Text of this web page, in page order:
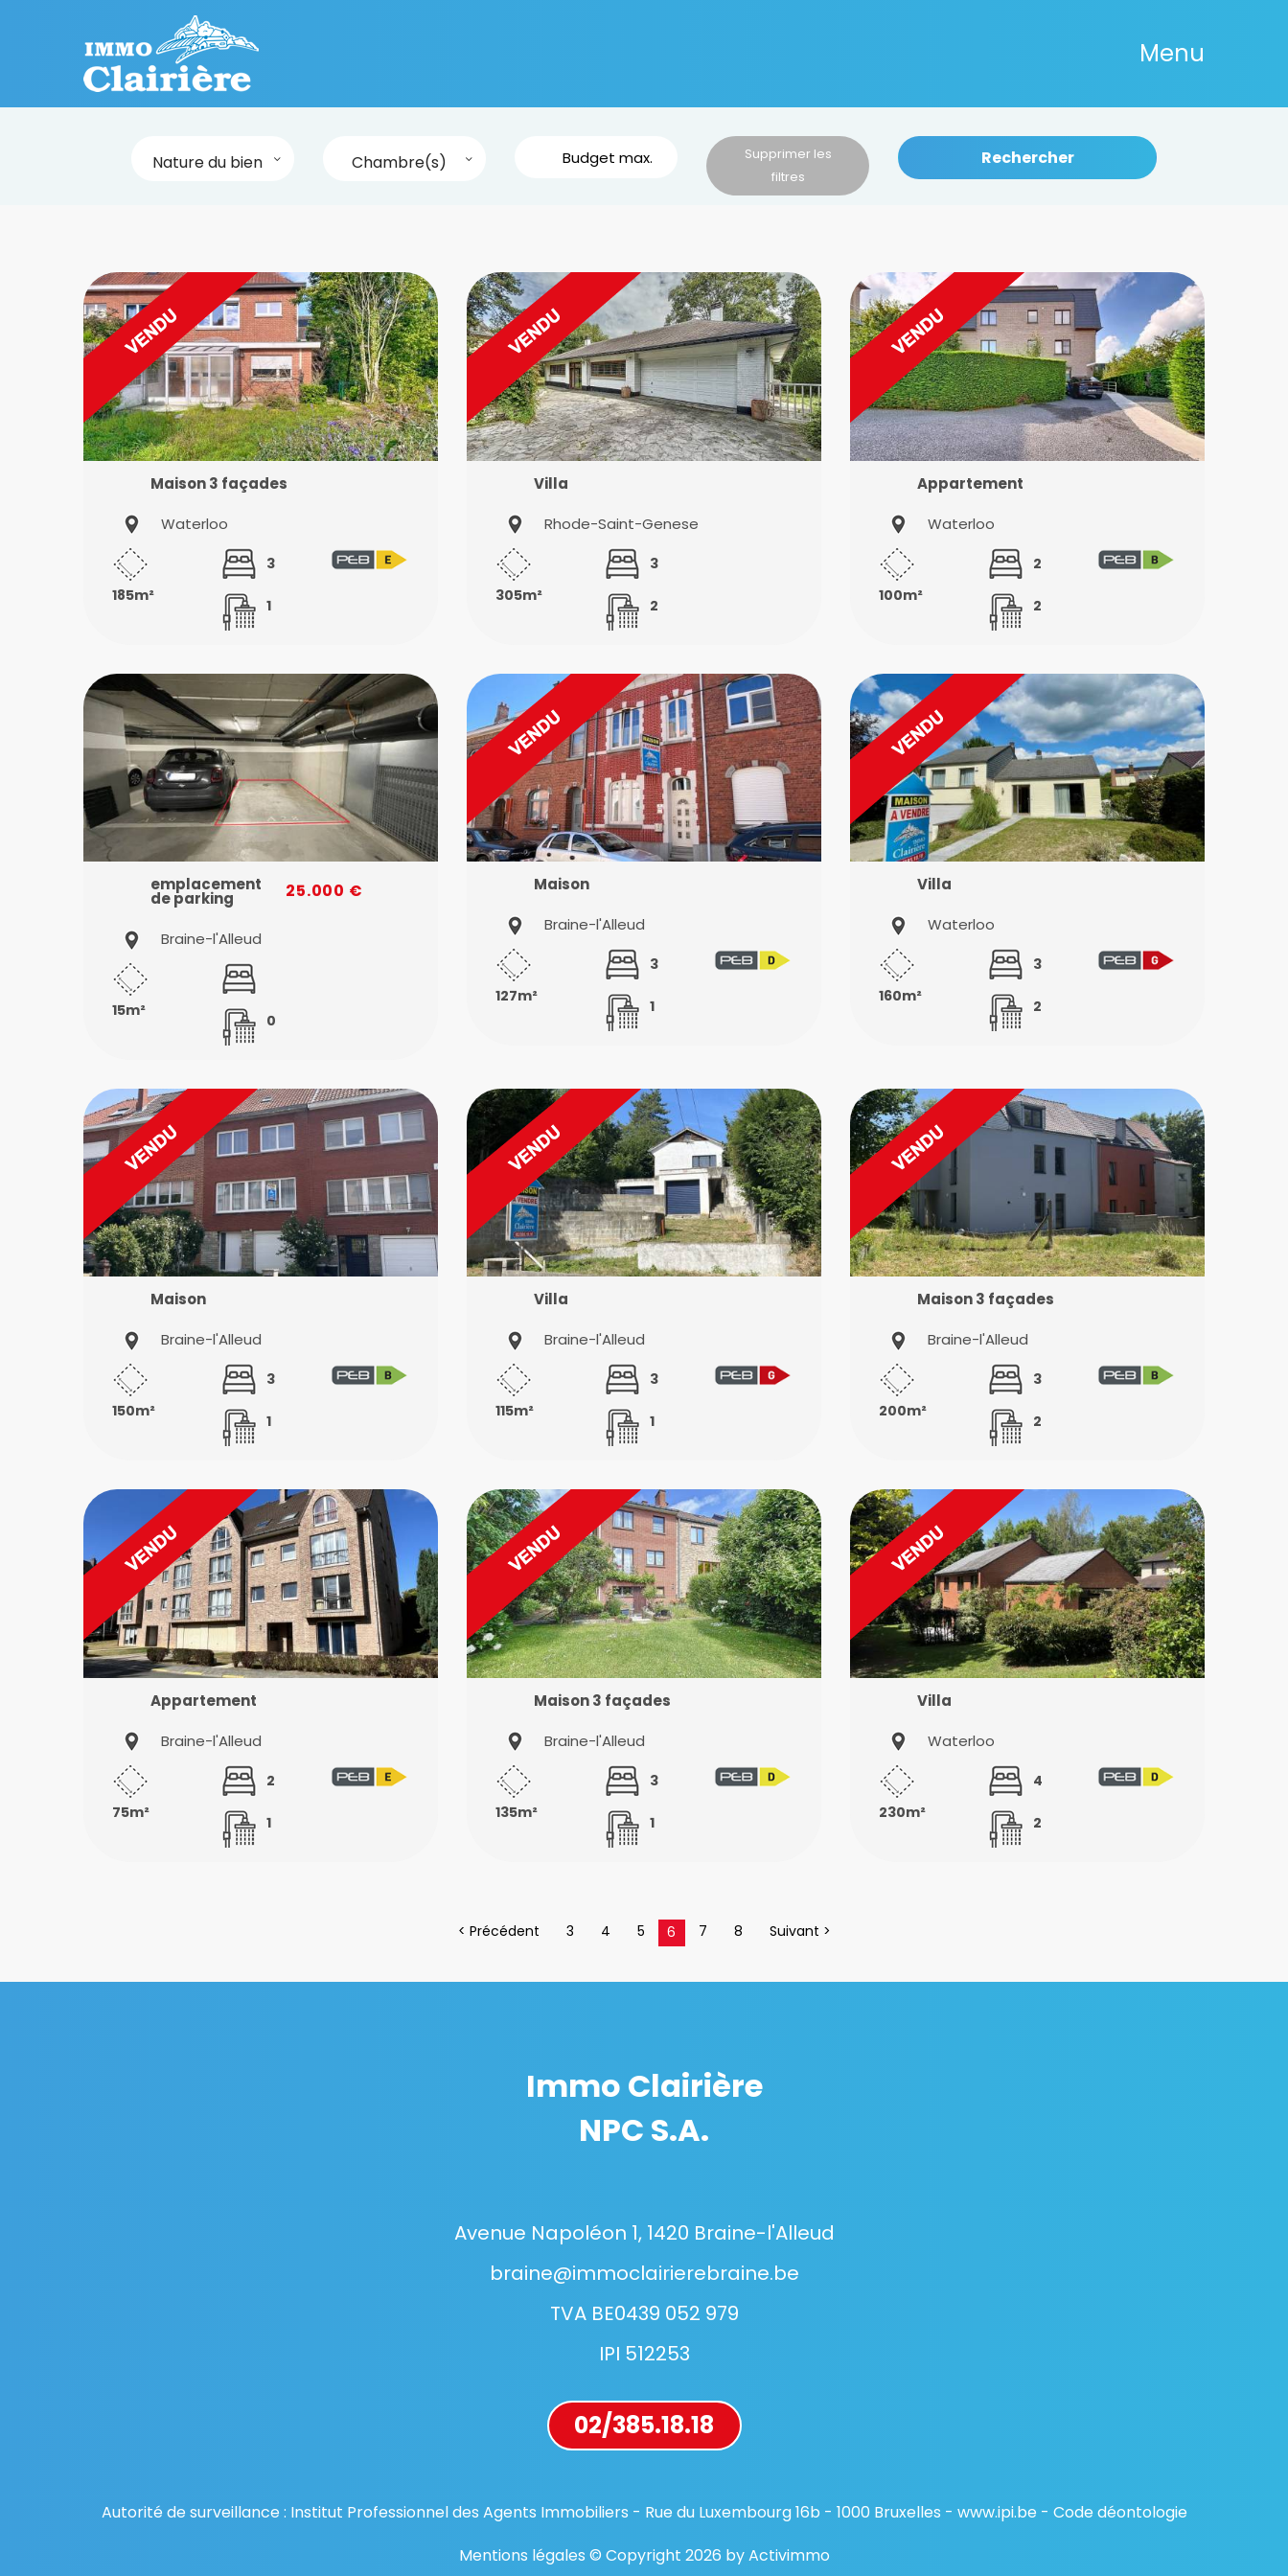
Menu
Nature du bien Chambre(s)
Supprimer les
filtres
Rechercher
Maison 3 façades
Waterloo
185m²
3
1
Villa
Rhode-Saint-Genese
305m²
3
2
Appartement
Waterloo
100m²
2
2
emplacement
de parking 25.000 €
Braine-l'Alleud
15m²
0
Maison
Braine-l'Alleud
127m²
3
1
Villa
Waterloo
160m²
3
2
Maison
Braine-l'Alleud
150m²
3
1
Villa
Braine-l'Alleud
115m²
3
1
Maison 3 façades
Braine-l'Alleud
200m²
3
2
Appartement
Braine-l'Alleud
75m²
2
1
Maison 3 façades
Braine-l'Alleud
135m²
3
1
Villa
Waterloo
230m²
4
2
< Précédent 3 4 5 6 7 8 Suivant >
Immo Clairière
NPC S.A.
Avenue Napoléon 1, 1420 Braine-l'Alleud
braine@immoclairierebraine.be
TVA BE0439 052 979
IPI 512253
02/385.18.18
Autorité de surveillance : Institut Professionnel des Agents Immobiliers - Rue du Luxembourg 16b - 1000 Bruxelles - www.ipi.be - Code déontologie
Mentions légales © Copyright 2026 by Activimmo